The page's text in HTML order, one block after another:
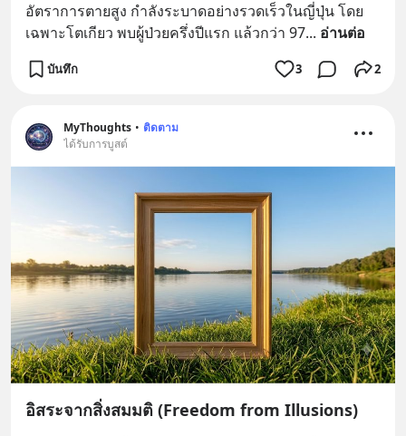
อัตราการตายสูง กำลังระบาดอย่างรวดเร็วในญี่ปุ่น โดย
เฉพาะโตเกียว พบผู้ป่วยครึ่งปีแรก แล้วกว่า 97... อ่านต่อ
บันทึก 3 2
MyThoughts • ติดตาม
ได้รับการบูสต์
อิสระจากสิ่งสมมติ (Freedom from Illusions)